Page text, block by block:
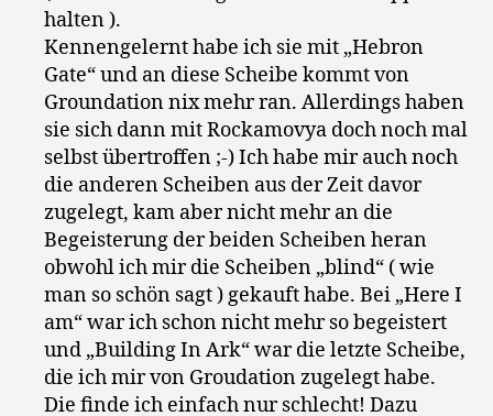
halten ).
Kennengelernt habe ich sie mit „Hebron
Gate“ und an diese Scheibe kommt von
Groundation nix mehr ran. Allerdings haben
sie sich dann mit Rockamovya doch noch mal
selbst übertroffen ;-) Ich habe mir auch noch
die anderen Scheiben aus der Zeit davor
zugelegt, kam aber nicht mehr an die
Begeisterung der beiden Scheiben heran
obwohl ich mir die Scheiben „blind“ ( wie
man so schön sagt ) gekauft habe. Bei „Here I
am“ war ich schon nicht mehr so begeistert
und „Building In Ark“ war die letzte Scheibe,
die ich mir von Groudation zugelegt habe.
Die finde ich einfach nur schlecht! Dazu